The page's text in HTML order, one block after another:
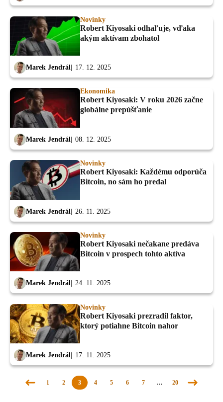
Novinky
Robert Kiyosaki odhaľuje, vďaka
akým aktívam zbohatol
Marek Jendrál 17. 12. 2025
Ekonomika
Robert Kiyosaki: V roku 2026 začne
globálne prepúšťanie
Marek Jendrál 08. 12. 2025
Novinky
Robert Kiyosaki: Každému odporúča
Bitcoin, no sám ho predal
Marek Jendrál 26. 11. 2025
Novinky
Robert Kiyosaki nečakane predáva
Bitcoin v prospech tohto aktíva
Marek Jendrál 24. 11. 2025
Novinky
Robert Kiyosaki prezradil faktor,
ktorý potiahne Bitcoin nahor
Marek Jendrál 17. 11. 2025
Predchádzajúca
1 2 3 4 5 6 7 … 20